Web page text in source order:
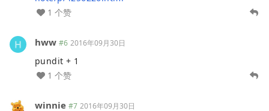
1 个赞
hww #6 2016年09月30日
pundit + 1
1 个赞
winnie #7 2016年09月30日